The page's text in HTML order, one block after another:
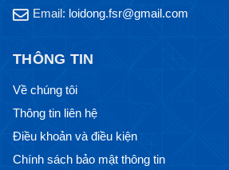
Email: loidong.fsr@gmail.com
THÔNG TIN
Về chúng tôi
Thông tin liên hệ
Điều khoản và điều kiện
Chính sách bảo mật thông tin